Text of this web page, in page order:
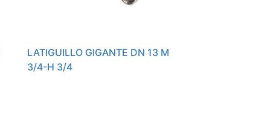
LATIGUILLO GIGANTE DN 13 M
3/4-H 3/4